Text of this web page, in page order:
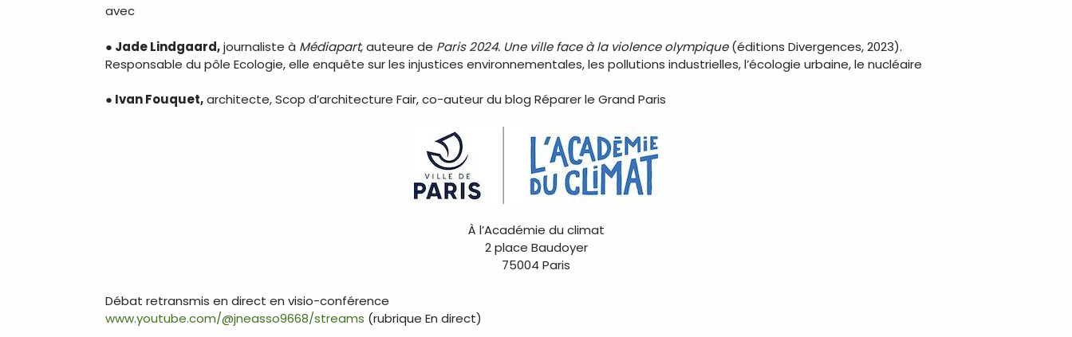
avec
● Jade Lindgaard,journaliste à Médiapart, auteure de Paris 2024. Une ville face à la violence olympique(éditions Divergences, 2023).
Responsable du pôle Ecologie, elle enquête sur les injustices environnementales, les pollutions industrielles, l’écologie urbaine, le nucléaire
● Ivan Fouquet,architecte, Scop d’architecture Fair, co-auteur du blog Réparer le Grand Paris
À l’Académie du climat
2 place Baudoyer
75004 Paris
Débat retransmis en direct en visio-conférence
www.youtube.com/@jneasso9668/streams (rubrique En direct)